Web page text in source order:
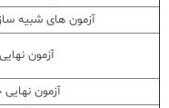
آزمون های شبیه
آزمون نهایی
آزمون نهایی